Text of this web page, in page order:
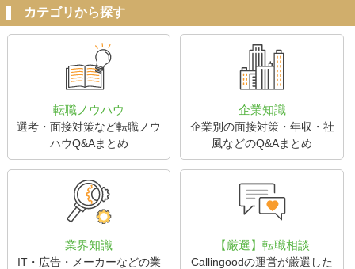
カテゴリから探す
転職ノウハウ
選考・面接対策など転職ノウ
ハウQ&Aまとめ
企業知識
企業別の面接対策・年収・社
風などのQ&Aまとめ
業界知識
IT・広告・メーカーなどの業
【厳選】転職相談
Callingoodの運営が厳選した